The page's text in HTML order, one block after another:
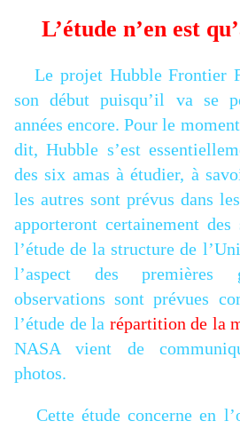
L’étude n’en est
Le projet Hubble Frontier
son début puisqu’il va se
années encore. Pour le
dit, Hubble s’est
des six amas à étudier, à
les autres sont prévus dans
apporteront certainement
l’étude de la structure de
l’aspect des premières
observations sont prévues
l’étude de la répartition de la
NASA vient de
photos.
Cette étude concerne en